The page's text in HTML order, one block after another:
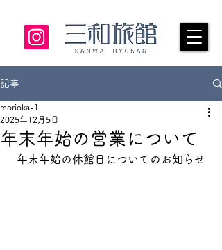
​岩手県盛岡市
SANWA RYOKAN
記事
年末年始の営業について
morioka-1
2025年12月5日
年末年始の休館日についてのお知らせ